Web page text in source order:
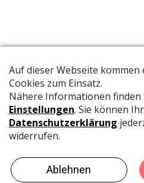
Die offizielle Publikation der
Meldungen aus